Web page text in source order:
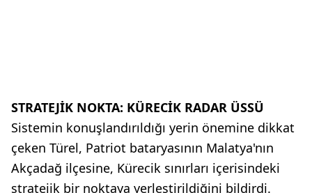
STRATEJİK NOKTA: KÜRECİK RADAR ÜSSÜ
Sistemin konuşlandırıldığı yerin önemine dikkat
çeken Türel, Patriot bataryasının Malatya'nın
Akçadağ ilçesine, Kürecik sınırları içerisindeki
stratejik bir noktaya yerleştirildiğini bildirdi.